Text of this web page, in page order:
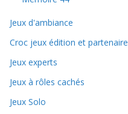
Jeux d'ambiance
Croc jeux édition et partenaire
Jeux experts
Jeux à rôles cachés
Jeux Solo